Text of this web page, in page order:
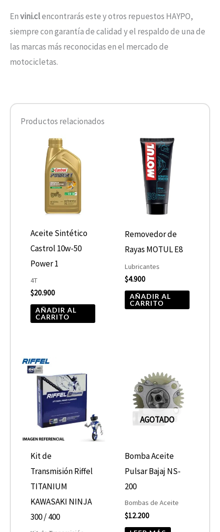
Envini.clencontrarás este y otros repuestos HAYPO,
siempre con garantía de calidad y el respaldo de una de
las marcas más reconocidas en el mercado de
motocicletas.
Productos relacionados
Aceite Sintético
Castrol 10w-50
Power 1
4T
$20.900
AÑADIR AL
CARRITO
Removedor de
Rayas MOTUL E8
Lubricantes
$4.900
AÑADIR AL
CARRITO
Kit de
Transmisión Riffel
TITANIUM
KAWASAKI NINJA
300 / 400
AGOTADO
Bomba Aceite
Pulsar Bajaj NS-
200
Bombas de Aceite
$12.200